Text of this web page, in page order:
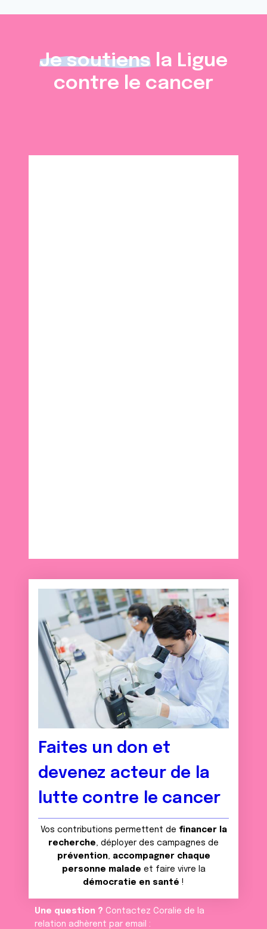
Je soutiens la Ligue
contre le cancer
Faites un don et
devenez acteur de la
lutte contre le cancer
Vos contributions permettent de financer la
recherche, déployer des campagnes de
prévention, accompagner chaque
personne malade et faire vivre la
démocratie en santé !
Une question ? Contactez Coralie de la
relation adhèrent par email :